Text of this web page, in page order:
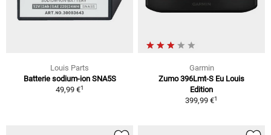
Louis Parts
Batterie sodium-ion SNA5S
49,99 €1
Garmin
Zumo 396Lmt-S Eu Louis
Edition
399,99 €1